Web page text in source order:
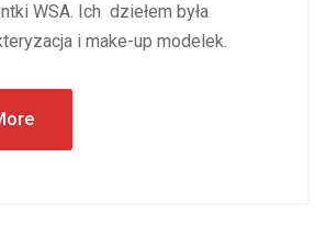
WSA. Ich dziełem była
i make-up modelek.